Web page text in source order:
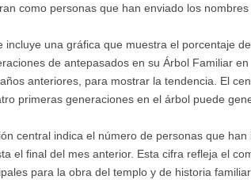
como personas que han enviado los
incluye una gráfica que muestra el porcentaje
de antepasados en su Árbol Familiar en
anteriores, para mostrar la tendencia. El
primeras generaciones en el árbol puede
central indica el número de personas que han
el final del mes anterior. Esta cifra refleja el
para la obra del templo y de historia